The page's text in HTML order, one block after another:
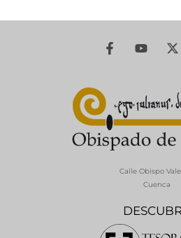
Calle Obispo
Cuenca